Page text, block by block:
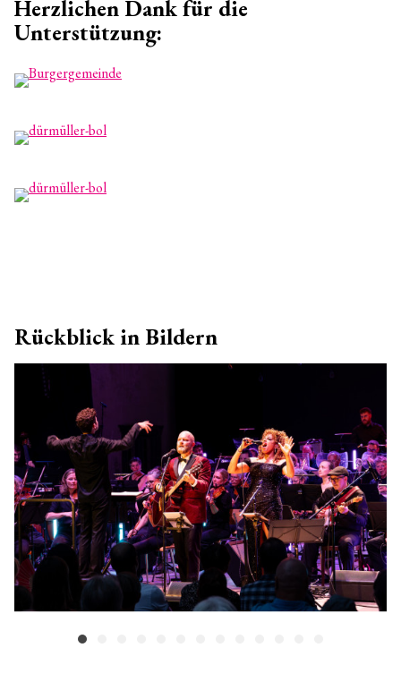
Herzlichen Dank für die
Unterstützung:
Rückblick in Bildern